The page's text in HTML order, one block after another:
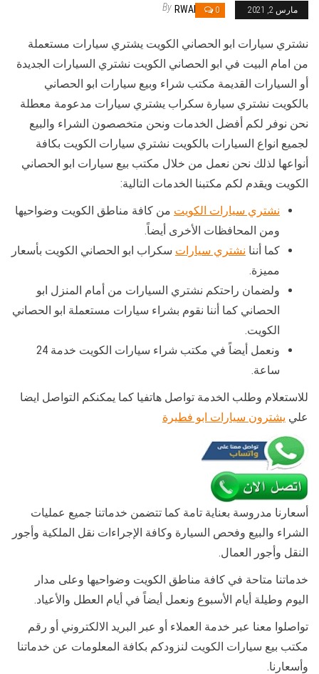
مارس 2, 2021 0
By RWAN
نشتري سيارات ابو الحصاني الكويت يشتري سيارات مستعملة
من امام البيت في ابو الحصاني الكويت نشتري السيارات الجديدة
أو السيارات القديمة مكتب شراء وبيع سيارات ابو الحصاني
بالكويت نشتري سيارة سكراب يشتري سيارات مدعومة معطلة
نحن نوفر لكم أفضل الخدمات ونحن متخصصون الشراء والبيع
لجميع انواع السيارات بالكويت نشتري سيارات الكويت بكافة
أنواعها لذلك نحن نعمل من خلال مكتب بيع سيارات ابو الحصاني
الكويت ويقدم لكم مكتبنا الخدمات التالية:
نشتري سيارات الكويت من كافة مناطق الكويت وضواحيها
ومن المحافظات الأخرى أيضاً.
كما أننا نشتري سيارات سكراب ابو الحصاني الكويت بأسعار
مميزة.
ولضمان راحتكم نشتري السيارات من أمام المنزل ابو
الحصاني كما أننا نقوم بشراء سيارات مستعملة ابو الحصاني
الكويت.
ونعمل أيضاً في مكتب شراء سيارات الكويت خدمة 24
ساعة.
للاستعلام وطلب الخدمة تواصل هاتفيا كما يمكنكم التواصل ايضا
علي يشترون سيارات ابو فطيرة
أسعارنا مدروسة بعناية تامة كما تتضمن خدماتنا جميع عمليات
الشراء والبيع وفحص السيارة وكافة الإجراءات نقل الملكية وأجور
النقل وأجور العمال.
خدماتنا متاحة في كافة مناطق الكويت وضواحيها وعلى مدار
اليوم وطيلة أيام الأسبوع ونعمل أيضاً في أيام العطل والأعياد.
تواصلوا معنا عبر خدمة العملاء أو عبر البريد الالكتروني أو رقم
مكتب بيع سيارات الكويت لنزودكم بكافة المعلومات عن خدماتنا
وأسعارنا.